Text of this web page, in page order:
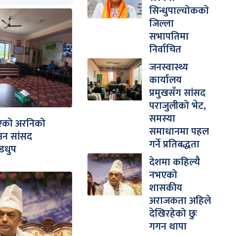
अरनिको
सांसद
सिन्धुपाल्चोकको
जिल्ला
सभापतिमा
निर्वाचित
जनस्वास्थ्य
कार्यालय
प्रमुखसँग सांसद
पराजुलीको भेट,
समस्या
समाधानमा पहल
गर्ने प्रतिबद्धता
देशमा कहिल्यै
नभएको
शासकीय
अराजकता अहिले
देखिरहेको छुः
गगन थापा